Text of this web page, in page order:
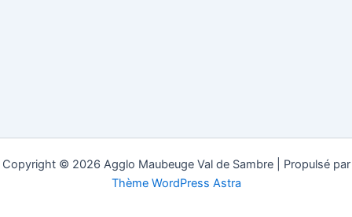
Copyright © 2026 Agglo Maubeuge Val de Sambre | Propulsé par
Thème WordPress Astra